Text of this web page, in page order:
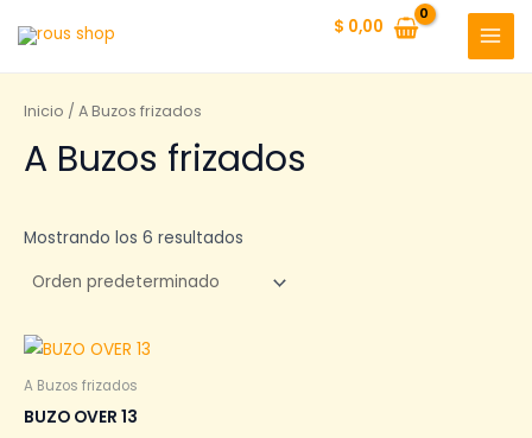
contenido
$ 0,00
MAIN
Inicio / A Buzos frizados
A Buzos frizados
Mostrando los 6 resultados
A Buzos frizados
BUZO OVER 13